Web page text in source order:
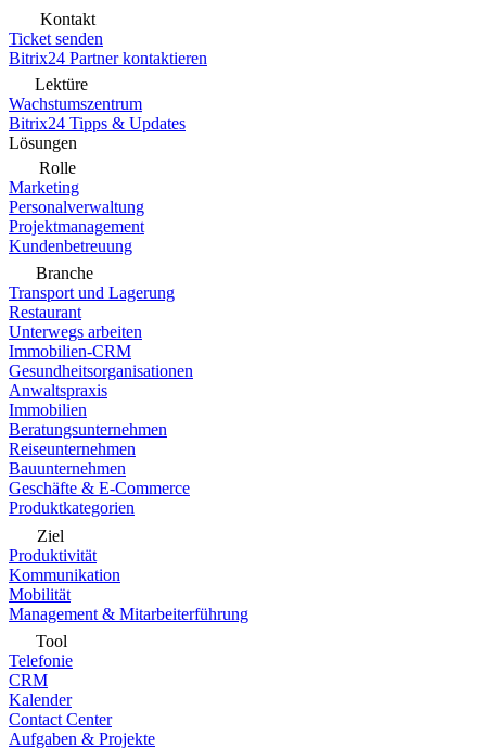
Kontakt
Ticket senden
Bitrix24 Partner kontaktieren
Lektüre
Wachstumszentrum
Bitrix24 Tipps & Updates
Lösungen
Rolle
Marketing
Personalverwaltung
Projektmanagement
Kundenbetreuung
Branche
Transport und Lagerung
Restaurant
Unterwegs arbeiten
Immobilien-CRM
Gesundheitsorganisationen
Anwaltspraxis
Immobilien
Beratungsunternehmen
Reiseunternehmen
Bauunternehmen
Geschäfte & E-Commerce
Produktkategorien
Ziel
Produktivität
Kommunikation
Mobilität
Management & Mitarbeiterführung
Tool
Telefonie
CRM
Kalender
Contact Center
Aufgaben & Projekte